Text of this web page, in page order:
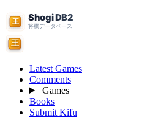
Latest Games
Comments
Games
Books
Submit Kifu